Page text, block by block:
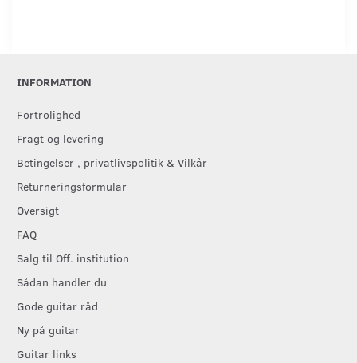
INFORMATION
Fortrolighed
Fragt og levering
Betingelser , privatlivspolitik & Vilkår
Returneringsformular
Oversigt
FAQ
Salg til Off. institution
Sådan handler du
Gode guitar råd
Ny på guitar
Guitar links